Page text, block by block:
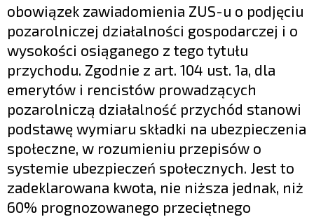
obowiązek zawiadomienia ZUS-u o podjęciu
pozarolniczej działalności gospodarczej i o
wysokości osiąganego z tego tytułu
przychodu. Zgodnie z art. 104 ust. 1a, dla
emerytów i rencistów prowadzących
pozarolniczą działalność przychód stanowi
podstawę wymiaru składki na ubezpieczenia
społeczne, w rozumieniu przepisów o
systemie ubezpieczeń społecznych. Jest to
zadeklarowana kwota, nie niższa jednak, niż
60% prognozowanego przeciętnego